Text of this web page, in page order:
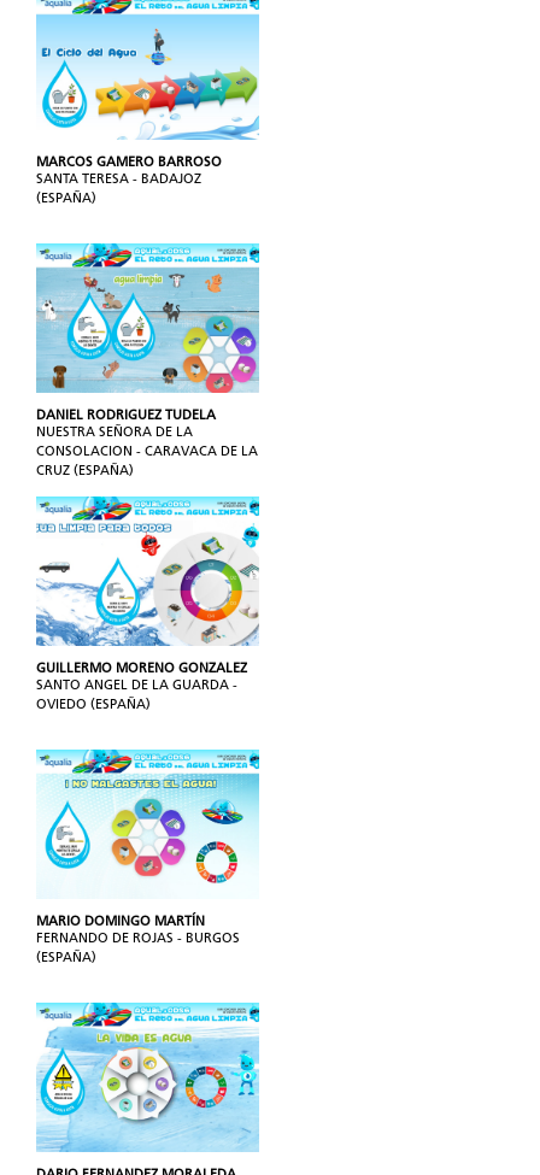
MARCOS GAMERO BARROSO
SANTA TERESA - BADAJOZ
(ESPAÑA)
DANIEL RODRIGUEZ TUDELA
NUESTRA SEÑORA DE LA
CONSOLACION - CARAVACA DE LA
CRUZ (ESPAÑA)
GUILLERMO MORENO GONZALEZ
SANTO ANGEL DE LA GUARDA -
OVIEDO (ESPAÑA)
MARIO DOMINGO MARTÍN
FERNANDO DE ROJAS - BURGOS
(ESPAÑA)